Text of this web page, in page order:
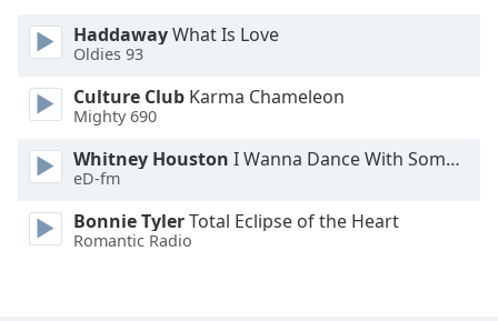
Family
Reset
Done
Modal
Dialog
dialog
HaddawayWhat Is Love
Oldies 93
Culture Club Karma Chameleon
Mighty 690
Whitney Houston I Wanna Dance With Somebody
eD-fm
Bonnie TylerTotal Eclipse of the Heart
Romantic Radio